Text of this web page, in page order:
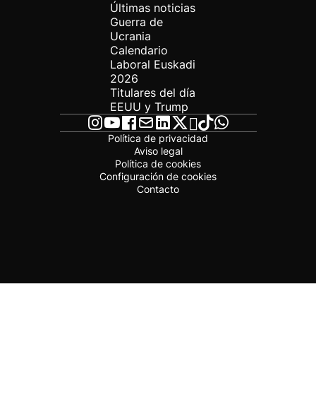
Últimas noticias
Guerra de
Ucrania
Calendario
Laboral Euskadi
2026
Titulares del día
EEUU y Trump
Política de privacidad
Aviso legal
Política de cookies
Configuración de cookies
Contacto